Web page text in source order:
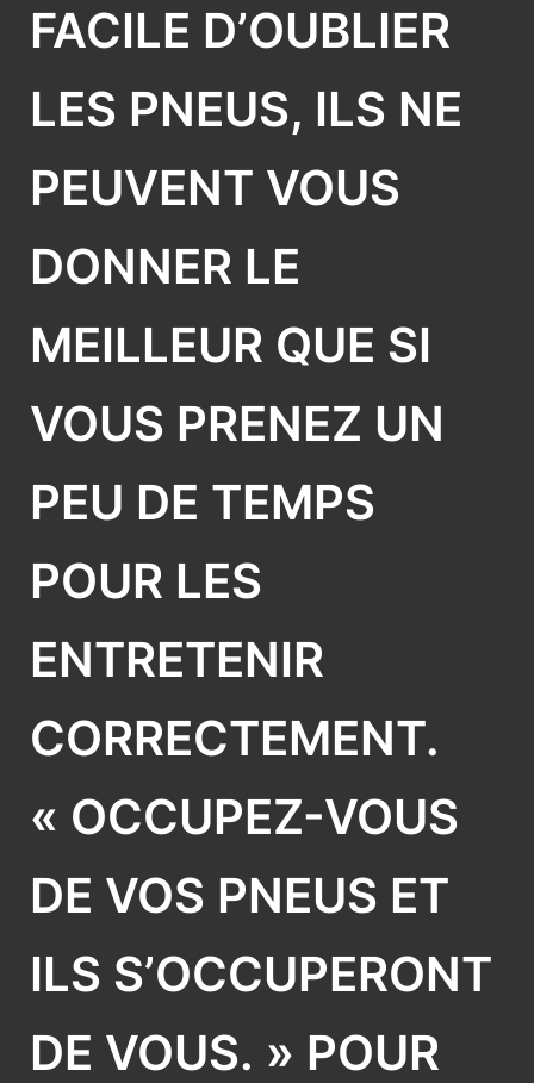
FACILE D’OUBLIER
LES PNEUS, ILS NE
PEUVENT VOUS
DONNER LE
MEILLEUR QUE SI
VOUS PRENEZ UN
PEU DE TEMPS
POUR LES
ENTRETENIR
CORRECTEMENT.
« OCCUPEZ-VOUS
DE VOS PNEUS ET
ILS S’OCCUPERONT
DE VOUS. » POUR